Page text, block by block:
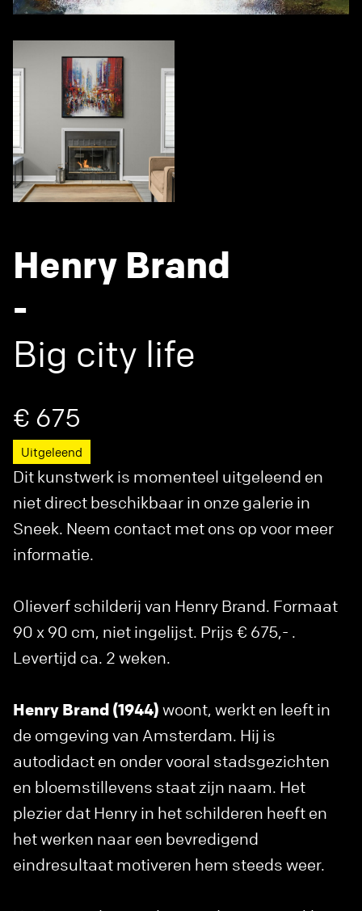
Henry Brand
-
Big city life
€ 675
Uitgeleend
Dit kunstwerk is momenteel uitgeleend en
niet direct beschikbaar in onze galerie in
Sneek. Neem contact met ons op voor meer
informatie.
Olieverf schilderij van Henry Brand. Formaat
90 x 90 cm, niet ingelijst. Prijs € 675,- .
Levertijd ca. 2 weken.
Henry Brand (1944) woont, werkt en leeft in
de omgeving van Amsterdam. Hij is
autodidact en onder vooral stadsgezichten
en bloemstillevens staat zijn naam. Het
plezier dat Henry in het schilderen heeft en
het werken naar een bevredigend
eindresultaat motiveren hem steeds weer.